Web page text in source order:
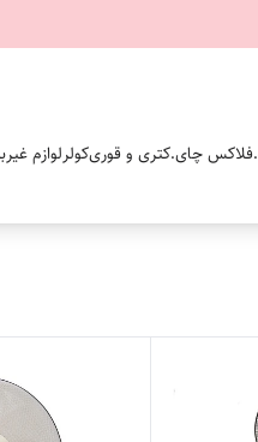
فلاکس چای.کتری و قوریکولرلوازم